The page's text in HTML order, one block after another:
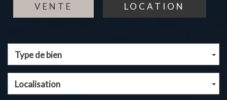
VENTE LOCATION
Type de bien
Localisation